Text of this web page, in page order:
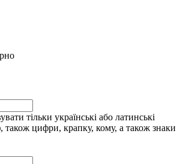
тільки українські або латинські
також цифри, крапку, кому, а також знаки